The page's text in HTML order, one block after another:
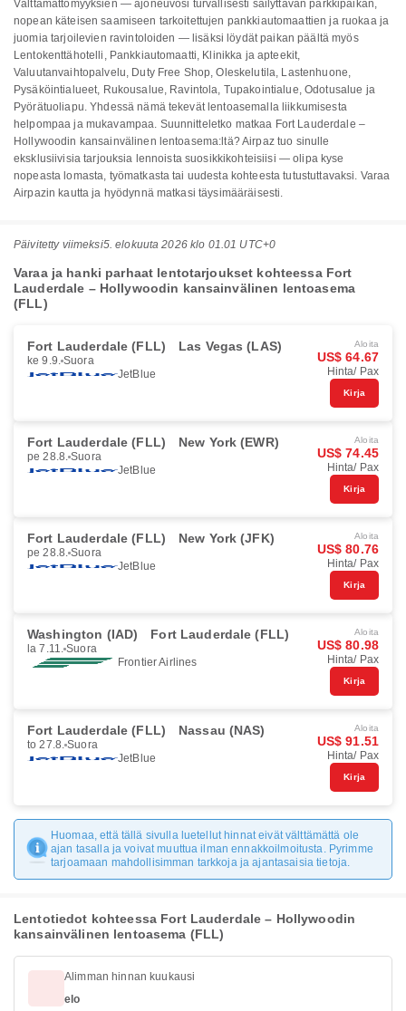
Välttämättömyyksien — ajoneuvosi turvallisesti säilyttävän parkkipaikan,
nopean käteisen saamiseen tarkoitettujen pankkiautomaattien ja ruokaa ja
juomia tarjoilevien ravintoloiden — lisäksi löydät paikan päältä myös
Lentokenttähotelli, Pankkiautomaatti, Klinikka ja apteekit,
Valuutanvaihtopalvelu, Duty Free Shop, Oleskelutila, Lastenhuone,
Pysäköintialueet, Rukousalue, Ravintola, Tupakointialue, Odotusalue ja
Pyörätuoliapu. Yhdessä nämä tekevät lentoasemalla liikkumisesta
helpompaa ja mukavampaa. Suunnitteletko matkaa Fort Lauderdale –
Hollywoodin kansainvälinen lentoasema:ltä? Airpaz tuo sinulle
eksklusiivisia tarjouksia lennoista suosikkikohteisiisi — olipa kyse
nopeasta lomasta, työmatkasta tai uudesta kohteesta tutustuttavaksi. Varaa
Airpazin kautta ja hyödynnä matkasi täysimääräisesti.
Päivitetty viimeksi5. elokuuta 2026 klo 01.01 UTC+0
Varaa ja hanki parhaat lentotarjoukset kohteessa Fort
Lauderdale – Hollywoodin kansainvälinen lentoasema
(FLL)
Fort Lauderdale (FLL) Las Vegas (LAS)
ke 9.9. Suora
JetBlue
Aloita
US$ 64.67
Hinta/ Pax
Kirja
Fort Lauderdale (FLL) New York (EWR)
pe 28.8. Suora
JetBlue
Aloita
US$ 74.45
Hinta/ Pax
Kirja
Fort Lauderdale (FLL) New York (JFK)
pe 28.8. Suora
JetBlue
Aloita
US$ 80.76
Hinta/ Pax
Kirja
Washington (IAD) Fort Lauderdale (FLL)
la 7.11. Suora
Frontier Airlines
Aloita
US$ 80.98
Hinta/ Pax
Kirja
Fort Lauderdale (FLL) Nassau (NAS)
to 27.8. Suora
JetBlue
Aloita
US$ 91.51
Hinta/ Pax
Kirja
Huomaa, että tällä sivulla luetellut hinnat eivät välttämättä ole
ajan tasalla ja voivat muuttua ilman ennakkoilmoitusta. Pyrimme
tarjoamaan mahdollisimman tarkkoja ja ajantasaisia tietoja.
Lentotiedot kohteessa Fort Lauderdale – Hollywoodin
kansainvälinen lentoasema (FLL)
Alimman hinnan kuukausi
elo